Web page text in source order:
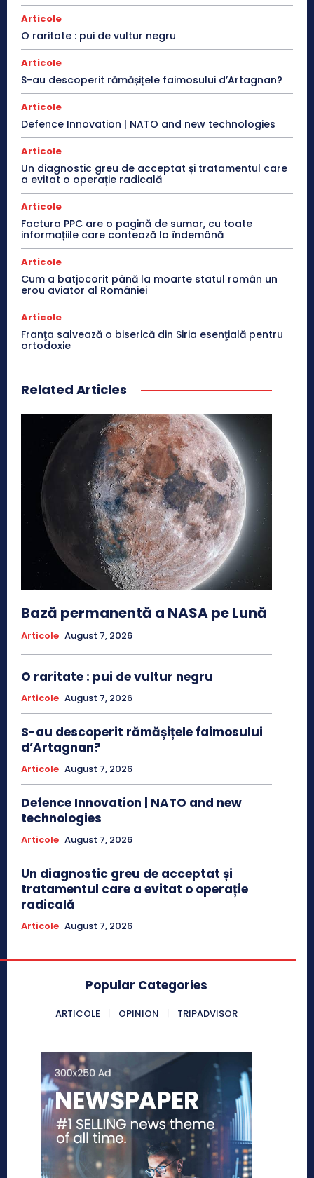
Articole
O raritate : pui de vultur negru
Articole
S-au descoperit rămășițele faimosului d’Artagnan?
Articole
Defence Innovation | NATO and new technologies
Articole
Un diagnostic greu de acceptat și tratamentul care
a evitat o operație radicală
Articole
Factura PPC are o pagină de sumar, cu toate
informațiile care contează la îndemână
Articole
Cum a batjocorit până la moarte statul român un
erou aviator al României
Articole
Franţa salvează o biserică din Siria esenţială pentru
ortodoxie
Related Articles
Bază permanentă a NASA pe Lună
Articole August 7, 2026
O raritate : pui de vultur negru
Articole August 7, 2026
S-au descoperit rămășițele faimosului
d’Artagnan?
Articole August 7, 2026
Defence Innovation | NATO and new
technologies
Articole August 7, 2026
Un diagnostic greu de acceptat și
tratamentul care a evitat o operație
radicală
Articole August 7, 2026
Popular Categories
ARTICOLE OPINION TRIPADVISOR